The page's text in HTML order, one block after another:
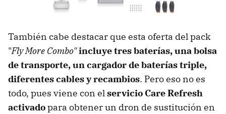
También cabe destacar que esta oferta del pack
"Fly More Combo"incluye tres baterías, una bolsa
de transporte, un cargador de baterías triple,
diferentes cables y recambios. Pero eso no es
todo, pues viene con elservicio Care Refresh
activadopara obtener un dron de sustitución en